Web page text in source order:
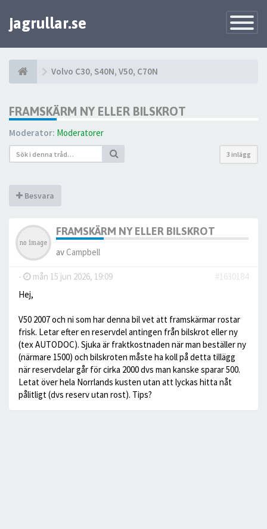
Toggle
jagrullar.se
Volvo C30, S40N, V50, C70N
FRAMSKÄRM NY ELLER BILSKROT
Moderator: Moderatorer
3 inlägg
Besvara
FRAMSKÄRM NY ELLER BILSKROT
avCampbell
- mån 15 jun 2026, 19:09
#1630184
Hej,
V50 2007 och ni som har denna bil vet att framskärmar rostar
frisk. Letar efter en reservdel antingen från bilskrot eller ny
(tex AUTODOC). Sjuka är fraktkostnaden när man beställer ny
(närmare 1500) och bilskroten måste ha koll på detta tillägg
när reservdelar går för cirka 2000 dvs man kanske sparar 500.
Letat över hela Norrlands kusten utan att lyckas hitta nåt
pålitligt (dvs reserv utan rost). Tips?